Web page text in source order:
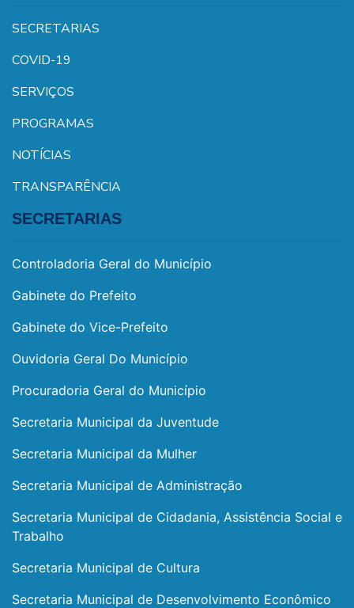
SECRETARIAS
COVID-19
SERVIÇOS
PROGRAMAS
NOTÍCIAS
TRANSPARÊNCIA
SECRETARIAS
Controladoria Geral do Município
Gabinete do Prefeito
Gabinete do Vice-Prefeito
Ouvidoria Geral Do Município
Procuradoria Geral do Município
Secretaria Municipal da Juventude
Secretaria Municipal da Mulher
Secretaria Municipal de Administração
Secretaria Municipal de Cidadania, Assistência Social e
Trabalho
Secretaria Municipal de Cultura
Secretaria Municipal de Desenvolvimento Econômico